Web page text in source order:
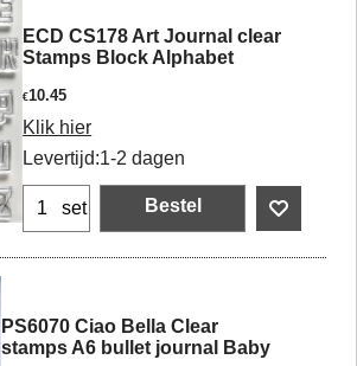
ECD CS178 Art Journal clear
Stamps Block Alphabet
€10.45
Klik hier
Levertijd:1-2 dagen
set Bestel
PS6070 Ciao Bella Clear
stamps A6 bullet journal Baby